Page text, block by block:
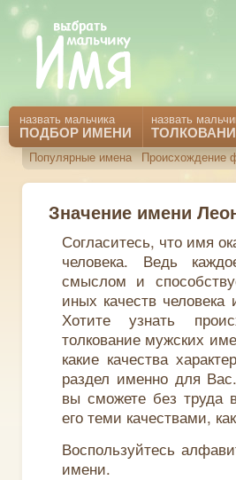
назвать мальчика
ПОДБОР ИМЕНИ
назвать
Популярные имена Происхождение
Значение имени
Согласитесь, что имя
человека. Ведь
смыслом и
иных качеств
Хотите узнать
толкование мужских
какие качества
раздел именно для
вы сможете без труда
его теми качествами,
Воспользуйтесь
имени.